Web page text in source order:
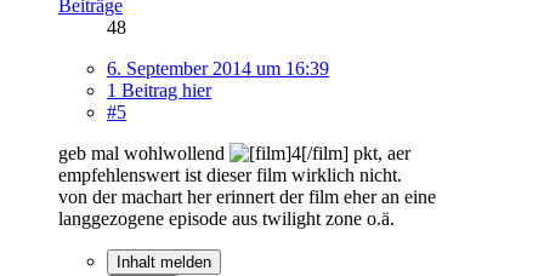
Beiträge
48
6. September 2014 um 16:39
1 Beitrag hier
#5
geb mal wohlwollend
pkt, aer
empfehlenswert ist dieser film wirklich nicht.
von der machart her erinnert der film eher an eine
langgezogene episode aus twilight zone o.ä.
Inhalt melden